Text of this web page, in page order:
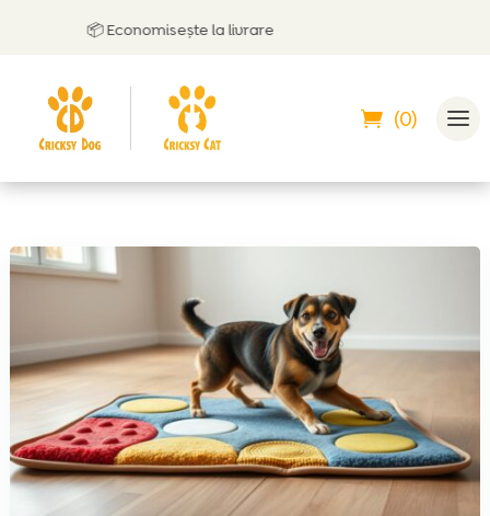
📦 Economisește la livrare
(0)